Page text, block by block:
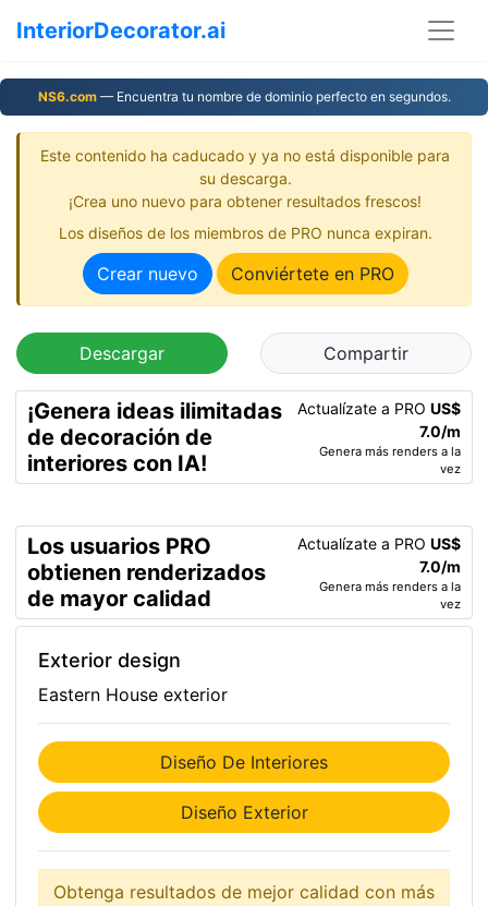
InteriorDecorator.ai
NS6.com— Encuentra tu nombre de dominio perfecto en segundos.
Este contenido ha caducado y ya no está disponible para
su descarga.
¡Crea uno nuevo para obtener resultados frescos!
Los diseños de los miembros de PRO nunca expiran.
Crear nuevo Conviértete en PRO
Descargar Compartir
¡Genera ideas ilimitadas
de decoración de
interiores con IA!
Actualízate a PRO US$
7.0/m
Genera más renders a la
vez
Los usuarios PRO
obtienen renderizados
de mayor calidad
Actualízate a PRO US$
7.0/m
Genera más renders a la
vez
Exterior design
Eastern House exterior
Diseño De Interiores
Diseño Exterior
Obtenga resultados de mejor calidad con más